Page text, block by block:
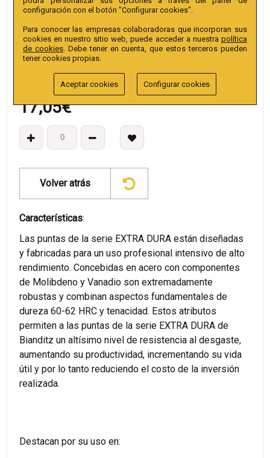
Colección:Punta TX Hex. conductor 10mm extra
EAN13:
17,05€
Volver atrás
Características:
Las puntas de la serie EXTRA DURA están diseñadas
y fabricadas para un uso profesional intensivo de alto
rendimiento. Concebidas en acero con componentes
de Molibdeno y Vanadio son extremadamente
robustas y combinan aspectos fundamentales de
dureza 60-62 HRC y tenacidad. Estos atributos
permiten a las puntas de la serie EXTRA DURA de
Bianditz un altísimo nivel de resistencia al desgaste,
aumentando su productividad, incrementando su vida
útil y por lo tanto reduciendo el costo de la inversión
realizada.
Destacan por su uso en:
configuración con el botón "Configurar cookies".
Para conocer las empresas colaboradoras que incorporan sus
cookies en nuestro sitio web, puede acceder a nuestra política
de cookies . Debe tener en cuenta, que estos terceros pueden
tener cookies propias.
Aceptar cookies Configurar cookies